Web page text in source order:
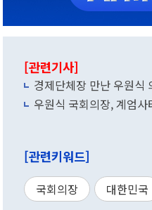
[관련기사]
경제단체장 만난 우원식
우원식 국회의장, 계엄
[관련키워드]
국회의장 대한민국